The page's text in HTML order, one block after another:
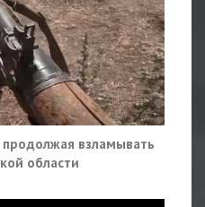
взламывать
области